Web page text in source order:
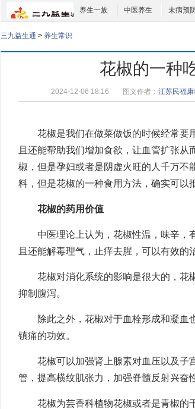
养生一族 中医养生 未病预
三九益生通 > 养生常识
花椒的一种
2024-12-06 18:16 图文作者： 江苏民福
花椒是我们在做菜做饭的时候经常要
且还能帮助我们增加食欲，让血管扩张
椒，但是孕妇或者是阴虚火旺的人千万不
料，但是花椒的一种食用方法，确实可以
花椒的药用价值
中医理论上认为，花椒性温，味辛，
且还能解毒理气，止痒去腥，可以有效的
花椒对消化系统的影响是很大的，花
抑制腹泻。
除此之外，花椒对于血栓形成和凝血
镇痛的功效。
花椒可以加强肾上腺素对血压以及子
管，提高横纹肌张力，加强脊髓反射兴奋
花椒为芸香科植物花椒或者是青椒的